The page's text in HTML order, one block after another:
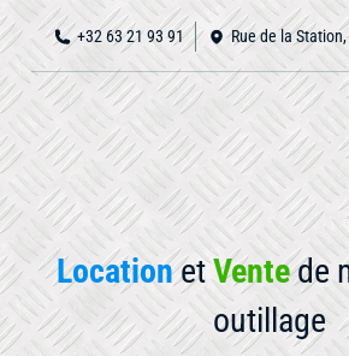
+32 63 21 93 91 Rue de la
LocationetVentede
outillage